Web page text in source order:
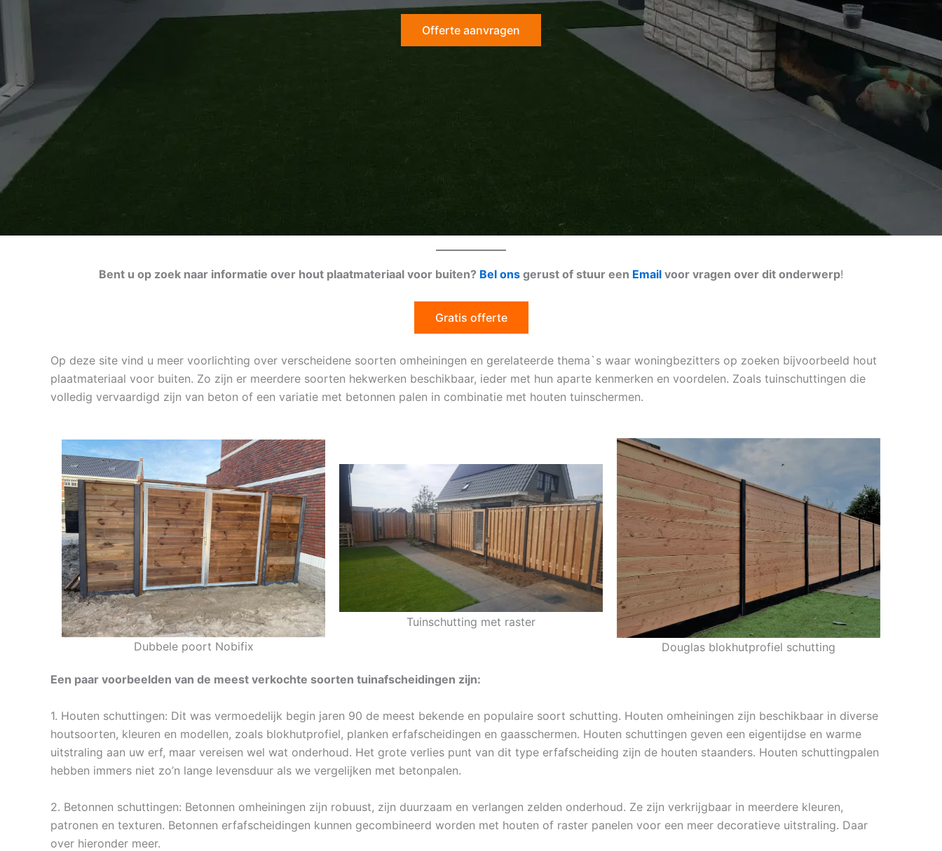
Offerte aanvragen
Bent u op zoek naar informatie over hout plaatmateriaal voor buiten? Bel ons gerust of stuur een Email voor vragen over dit onderwerp!
Gratis offerte
Op deze site vind u meer voorlichting over verscheidene soorten omheiningen en gerelateerde thema`s waar woningbezitters op zoeken bijvoorbeeld hout
plaatmateriaal voor buiten. Zo zijn er meerdere soorten hekwerken beschikbaar, ieder met hun aparte kenmerken en voordelen. Zoals tuinschuttingen die
volledig vervaardigd zijn van beton of een variatie met betonnen palen in combinatie met houten tuinschermen.
Dubbele poort Nobifix
Tuinschutting met raster
Douglas blokhutprofiel schutting
Een paar voorbeelden van de meest verkochte soorten tuinafscheidingen zijn:
1. Houten schuttingen: Dit was vermoedelijk begin jaren 90 de meest bekende en populaire soort schutting. Houten omheiningen zijn beschikbaar in diverse
houtsoorten, kleuren en modellen, zoals blokhutprofiel, planken erfafscheidingen en gaasschermen. Houten schuttingen geven een eigentijdse en warme
uitstraling aan uw erf, maar vereisen wel wat onderhoud. Het grote verlies punt van dit type erfafscheiding zijn de houten staanders. Houten schuttingpalen
hebben immers niet zo’n lange levensduur als we vergelijken met betonpalen.
2. Betonnen schuttingen: Betonnen omheiningen zijn robuust, zijn duurzaam en verlangen zelden onderhoud. Ze zijn verkrijgbaar in meerdere kleuren,
patronen en texturen. Betonnen erfafscheidingen kunnen gecombineerd worden met houten of raster panelen voor een meer decoratieve uitstraling. Daar
over hieronder meer.